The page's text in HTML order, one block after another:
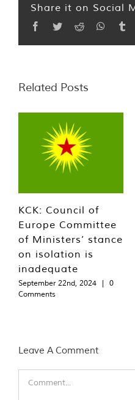
Share it on Social
Facebook
TwitterReddit
Related Posts
KCK: Council of
Europe Committee
of Ministers’ stance
on isolation is
inadequate
September 22nd, 2024 |
0
Comments
Leave A Comment